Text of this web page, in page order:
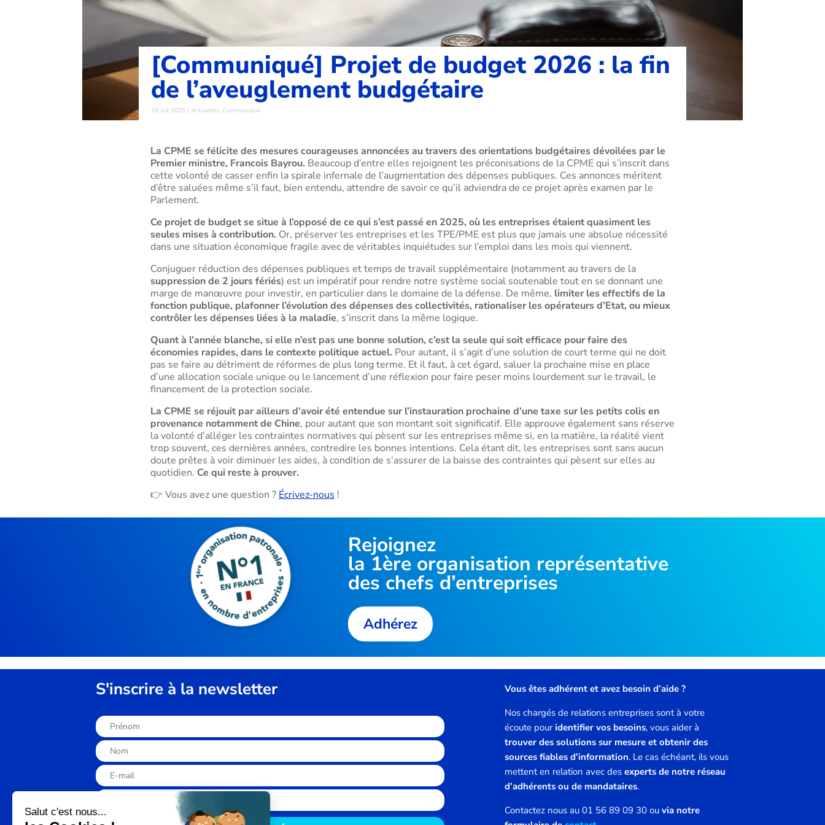
[Communiqué] Projet de budget 2026 : la fin
de l’aveuglement budgétaire
16 Juil 2025| Actualités, Communiqué
La CPME se félicite des mesures courageuses annoncées au travers des orientations budgétaires dévoilées par le
Premier ministre, Francois Bayrou. Beaucoup d’entre elles rejoignent les préconisations de la CPME qui s’inscrit dans
cette volonté de casser enfin la spirale infernale de l’augmentation des dépenses publiques. Ces annonces méritent
d’être saluées même s’il faut, bien entendu, attendre de savoir ce qu’il adviendra de ce projet après examen par le
Parlement.
Ce projet de budget se situe à l’opposé de ce qui s’est passé en 2025, où les entreprises étaient quasiment les
seules mises à contribution. Or, préserver les entreprises et les TPE/PME est plus que jamais une absolue nécessité
dans une situation économique fragile avec de véritables inquiétudes sur l’emploi dans les mois qui viennent.
Conjuguer réduction des dépenses publiques et temps de travail supplémentaire (notamment au travers de la
suppression de 2 jours fériés) est un impératif pour rendre notre système social soutenable tout en se donnant une
marge de manœuvre pour investir, en particulier dans le domaine de la défense. De même, limiter les effectifs de la
fonction publique, plafonner l’évolution des dépenses des collectivités, rationaliser les opérateurs d’Etat, ou mieux
contrôler les dépenses liées à la maladie, s’inscrit dans la même logique.
Quant à l’année blanche, si elle n’est pas une bonne solution, c’est la seule qui soit efficace pour faire des
économies rapides, dans le contexte politique actuel. Pour autant, il s’agit d’une solution de court terme qui ne doit
pas se faire au détriment de réformes de plus long terme. Et il faut, à cet égard, saluer la prochaine mise en place
d’une allocation sociale unique ou le lancement d’une réflexion pour faire peser moins lourdement sur le travail, le
financement de la protection sociale.
La CPME se réjouit par ailleurs d’avoir été entendue sur l’instauration prochaine d’une taxe sur les petits colis en
provenance notamment de Chine, pour autant que son montant soit significatif. Elle approuve également sans réserve
la volonté d’alléger les contraintes normatives qui pèsent sur les entreprises même si, en la matière, la réalité vient
trop souvent, ces dernières années, contredire les bonnes intentions. Cela étant dit, les entreprises sont sans aucun
doute prêtes à voir diminuer les aides, à condition de s’assurer de la baisse des contraintes qui pèsent sur elles au
quotidien. Ce qui reste à prouver.
👉 Vous avez une question ? Écrivez-nous !
Rejoignez
la1ère organisation représentative
des chefs d’entreprises
Adhérez
S'inscrire à la newsletter
Vous êtes adhérent et avez besoin d’aide ?
Nos chargés de relations entreprises sont à votre
écoute pouridentifier vos besoins, vous aider à
trouver des solutions sur mesure et obtenir des
sources fiables d’information. Le cas échéant, ils vous
mettent en relation avec desexperts de notre réseau
d’adhérents ou de mandataires.
Contactez nous au 01 56 89 09 30 ouvia notre